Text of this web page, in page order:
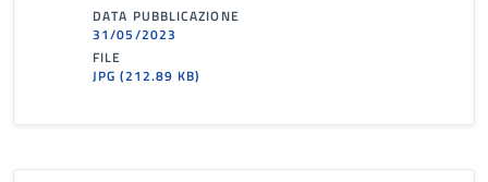
DATA PUBBLICAZIONE
31/05/2023
FILE
JPG(212.89 KB)